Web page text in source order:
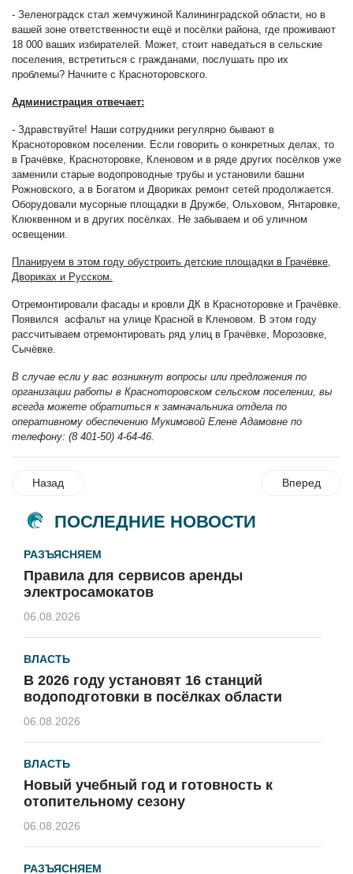
- Зеленоградск стал жемчужиной Калининградской области, но в
вашей зоне ответственности ещё и посёлки района, где проживают
18 000 ваших избирателей. Может, стоит наведаться в сельские
поселения, встретиться с гражданами, послушать про их
проблемы? Начните с Красноторовского.
Администрация отвечает:
- Здравствуйте! Наши сотрудники регулярно бывают в
Красноторовком поселении. Если говорить о конкретных делах, то
в Грачёвке, Красноторовке, Кленовом и в ряде других посёлков уже
заменили старые водопроводные трубы и установили башни
Рожновского, а в Богатом и Двориках ремонт сетей продолжается.
Оборудовали мусорные площадки в Дружбе, Ольховом, Янтаровке,
Клюквенном и в других посёлках. Не забываем и об уличном
освещении.
Планируем в этом году обустроить детские площадки в Грачёвке,
Двориках и Русском.
Отремонтировали фасады и кровли ДК в Красноторовке и Грачёвке.
Появился асфальт на улице Красной в Кленовом. В этом году
рассчитываем отремонтировать ряд улиц в Грачёвке, Морозовке,
Сычёвке.
В случае если у вас возникнут вопросы или предложения по
организации работы в Красноторовском сельском поселении, вы
всегда можете обратиться к замначальника отдела по
оперативному обеспечению Мукимовой Елене Адамовне по
телефону: (8 401-50) 4-64-46.
Назад Вперед
ПОСЛЕДНИЕ НОВОСТИ
РАЗЪЯСНЯЕМ
Правила для сервисов аренды
электросамокатов
06.08.2026
ВЛАСТЬ
В 2026 году установят 16 станций
водоподготовки в посёлках области
06.08.2026
ВЛАСТЬ
Новый учебный год и готовность к
отопительному сезону
06.08.2026
РАЗЪЯСНЯЕМ